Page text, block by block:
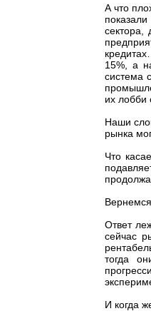
А что
сектора,
15%, а
система
их лобби
Наши
рынка
Что
Ответ
сейчас
тогда
И когда